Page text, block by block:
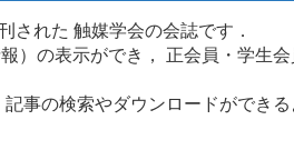
された 触媒学会の会誌です．
）の表示ができ， 正会員・学生
事の検索やダウンロードができる